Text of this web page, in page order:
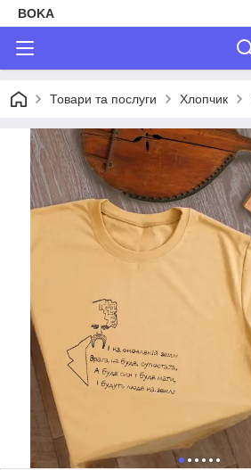
BOKA
Товари та послуги Хлопчик